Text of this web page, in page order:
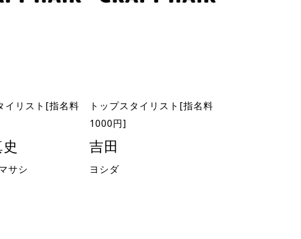
イリスト[指名料
サシ
トップスタイリスト[指名料
1000円]
吉田
ヨシダ